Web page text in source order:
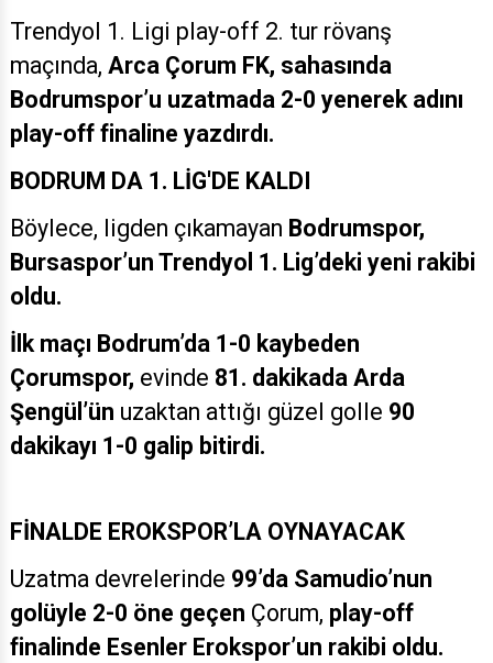
Trendyol 1. Ligi play-off 2. tur rövanş
maçında, Arca Çorum FK, sahasında
Bodrumspor’u uzatmada 2-0 yenerek adını
play-off finaline yazdırdı.
BODRUM DA 1. LİG'DE KALDI
Böylece, ligden çıkamayan Bodrumspor,
Bursaspor’un Trendyol 1. Lig’deki yeni rakibi
oldu.
İlk maçı Bodrum’da 1-0 kaybeden
Çorumspor, evinde 81. dakikada Arda
Şengül’ün uzaktan attığı güzel golle 90
dakikayı 1-0 galip bitirdi.
FİNALDE EROKSPOR’LA OYNAYACAK
Uzatma devrelerinde 99’da Samudio’nun
golüyle 2-0 öne geçen Çorum, play-off
finalinde Esenler Erokspor’un rakibi oldu.